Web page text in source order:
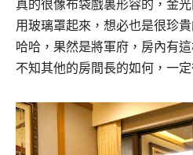
真的很像布袋戲裏形容的，金
用玻璃罩起來，想必也是很珍
哈哈，果然是將軍府，房內有
不知其他的房間長的如何，一